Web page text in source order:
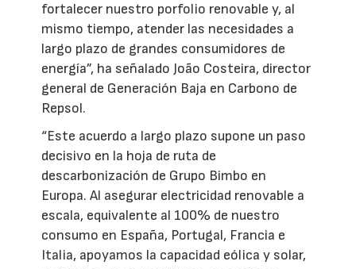
fortalecer nuestro porfolio renovable y, al
mismo tiempo, atender las necesidades a
largo plazo de grandes consumidores de
energía”, ha señalado João Costeira, director
general de Generación Baja en Carbono de
Repsol.
“Este acuerdo a largo plazo supone un paso
decisivo en la hoja de ruta de
descarbonización de Grupo Bimbo en
Europa. Al asegurar electricidad renovable a
escala, equivalente al 100% de nuestro
consumo en España, Portugal, Francia e
Italia, apoyamos la capacidad eólica y solar,